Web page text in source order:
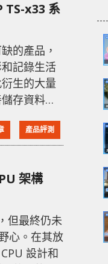
TS-x33 系
的產品，
記錄生活
生的大量
存資料的
空間卻一
除了這些
質疑。亦
產品評測
架構
但最終仍未
心。在其放
設計和